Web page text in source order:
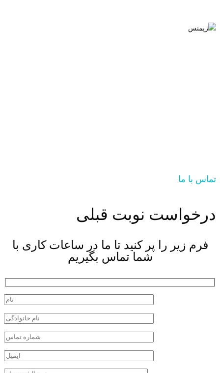
تماس با ما
درخواست نوبت قبلی
فرم زیر را پر کنید تا ما در ساعات کاری با
شما تماس بگیریم